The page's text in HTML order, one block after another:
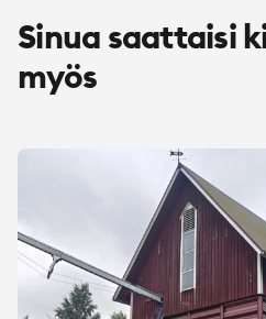
Sinua saattaisi
myös